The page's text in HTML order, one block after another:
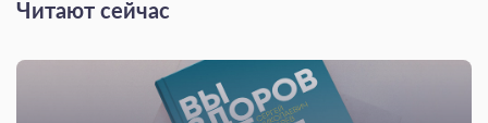
Читают сейчас